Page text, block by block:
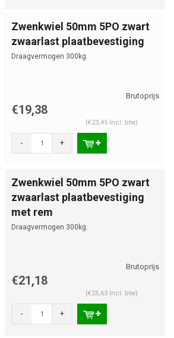
Zwenkwiel 50mm 5PO zwart
zwaarlast plaatbevestiging
Draagvermogen 300kg.
€19,38
(€23,45 Incl. btw)
- +
Zwenkwiel 50mm 5PO zwart
zwaarlast plaatbevestiging
met rem
Draagvermogen 300kg.
€21,18
(€25,63 Incl. btw)
- +